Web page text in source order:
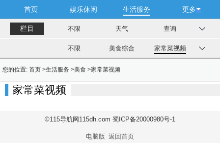
首页 娱乐休闲 生活服务 更多
栏目 不限 天气 查询
不限 美食综合 家常菜视频
您的位置: 首页 >生活服务 >美食 >家常菜视频
家常菜视频
©115导航网115dh.com 蜀ICP备20000980号-1
电脑版 返回首页